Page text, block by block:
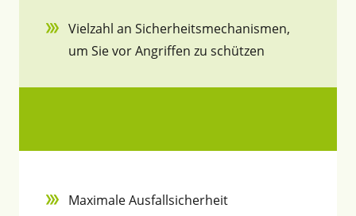
Vielzahl an Sicherheitsmechanismen,
um Sie vor Angriffen zu schützen
Maximale Ausfallsicherheit